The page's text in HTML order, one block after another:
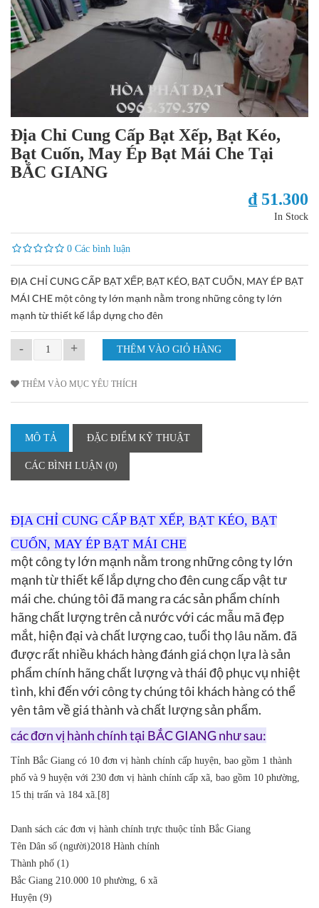
Địa Chỉ Cung Cấp Bạt Xếp, Bạt Kéo,
Bạt Cuốn, May Ép Bạt Mái Che Tại
BẮC GIANG
₫ 51.300
In Stock
0 Các bình luận
ĐỊA CHỈ CUNG CẤP BẠT XẾP, BẠT KÉO, BẠT CUỐN, MAY ÉP BẠT
MÁI CHE một công ty lớn mạnh nằm trong những công ty lớn
mạnh từ thiết kế lắp dựng cho đên
- +
THÊM VÀO MỤC YÊU THÍCH
MÔ TẢ ĐẶC ĐIỂM KỸ THUẬT
CÁC BÌNH LUẬN (0)
ĐỊA CHỈ CUNG CẤP BẠT XẾP, BẠT KÉO, BẠT
CUỐN, MAY ÉP BẠT MÁI CHE
một công ty lớn mạnh nằm trong những công ty lớn
mạnh từ thiết kế lắp dựng cho đên cung cấp vật tư
mái che. chúng tôi đã mang ra các sản phẩm chính
hãng chất lượng trên cả nước với các mẫu mã đẹp
mắt, hiện đại và chất lượng cao, tuổi thọ lâu năm. đã
được rất nhiều khách hàng đánh giá chọn lựa là sản
phẩm chính hãng chất lượng và thái độ phục vụ nhiệt
tình, khi đến với công ty chúng tôi khách hàng có thể
yên tâm về giá thành và chất lượng sản phẩm.
các đơn vị hành chính tại BẮC GIANG như sau:
Tỉnh Bắc Giang có 10 đơn vị hành chính cấp huyện, bao gồm 1 thành
phố và 9 huyện với 230 đơn vị hành chính cấp xã, bao gồm 10 phường,
15 thị trấn và 184 xã.[8]
Danh sách các đơn vị hành chính trực thuộc tỉnh Bắc Giang
Tên Dân số (người)2018 Hành chính
Thành phố (1)
Bắc Giang 210.000 10 phường, 6 xã
Huyện (9)